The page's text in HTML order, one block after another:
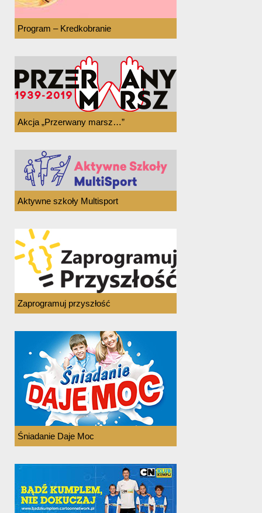
Program – Kredkobranie
Akcja „Przerwany marsz…”
Aktywne szkoły Multisport
Zaprogramuj przyszłość
Śniadanie Daje Moc